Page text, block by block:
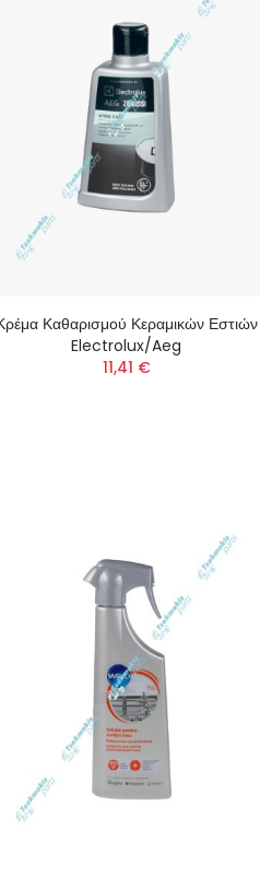
Καθαρισμού Κεραμικών Εστιών
Electrolux/Aeg
11,41 €